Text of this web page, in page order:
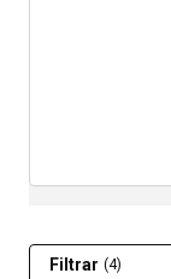
Filtrar (4)